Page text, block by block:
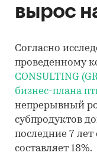
вырос
Согласно
проведенному
CONSULTING
бизнес-плана
непрерывный
субпродуктов
последние 7
составляет 18%.